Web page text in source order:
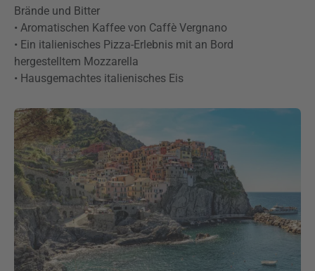
Brände und Bitter
• Aromatischen Kaffee von Caffè Vergnano
• Ein italienisches Pizza-Erlebnis mit an Bord
hergestelltem Mozzarella
• Hausgemachtes italienisches Eis